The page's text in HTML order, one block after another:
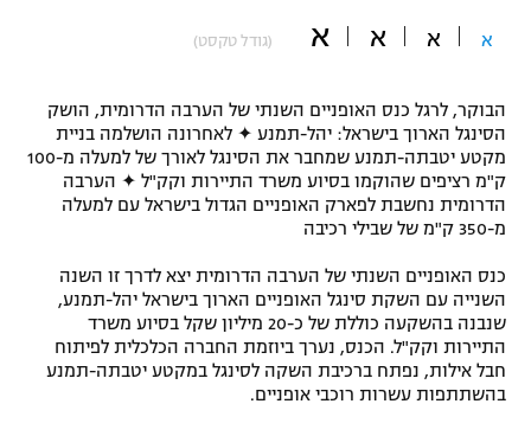
"מחצית בשכונה" – פודקאסט
משתתפים וזוכים בפרסים
תקנון משתתפים וזוכים בפרסים
תקנון עבור פעילות אלקטרה
תקנון עבור פעילות ספורט 1 – "מרלן"
טניס
גיימינג E-Sports
תנאי שימוש
אופניים
ספורט מוטורי
כדורמים
פוטבול אמריקאי NFL
בייסבול MLB
ספורט אתגרי ואקסטרים
אומנויות לחימה
א א א א (גודל טקסט)
הבוקר, לרגל כנס האופניים השנתי של הערבה הדרומית, הושק
הסינגל הארוך בישראל: יהל-תמנע ✦ לאחרונה הושלמה בניית
מקטע יטבתה-תמנע שמחבר את הסינגל לאורך של למעלה מ-100
ק"מ רציפים שהוקמו בסיוע משרד התיירות וקק"ל ✦ הערבה
הדרומית נחשבת לפארק האופניים הגדול בישראל עם למעלה
מ-350 ק"מ של שבילי רכיבה
כנס האופניים השנתי של הערבה הדרומית יצא לדרך זו השנה
השנייה עם השקת סינגל האופניים הארוך בישראל יהל-תמנע,
שנבנה בהשקעה כוללת של כ-20 מיליון שקל בסיוע משרד
התיירות וקק"ל. הכנס, נערך ביוזמת החברה הכלכלית לפיתוח
חבל אילות, נפתח ברכיבת השקה לסינגל במקטע יטבתה-תמנע
בהשתתפות עשרות רוכבי אופניים.